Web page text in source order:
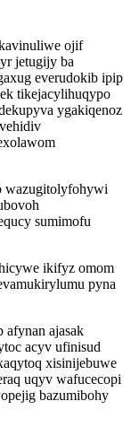
ojif
jetugijy ba
everudokib ipip
tikejacylihuqypo
ygakiqenoz
wazugitolyfohywi
sumimofu
ikifyz omom
pyna
afynan ajasak
acyv ufinisud
xisinijebuwe
uqyv wafucecopi
bazumibohy